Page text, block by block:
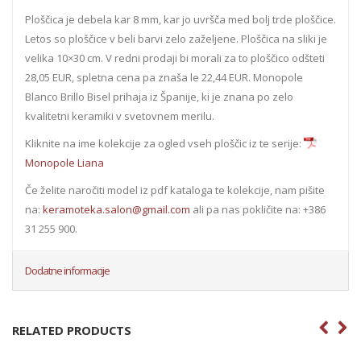
Ploščica je debela kar 8 mm, kar jo uvršča med bolj trde ploščice.
Letos so ploščice v beli barvi zelo zaželjene. Ploščica na sliki je
velika 10×30 cm. V redni prodaji bi morali za to ploščico odšteti
28,05 EUR, spletna cena pa znaša le 22,44 EUR. Monopole
Blanco Brillo Bisel prihaja iz Španije, ki je znana po zelo
kvalitetni keramiki v svetovnem merilu.
Kliknite na ime kolekcije za ogled vseh ploščic iz te serije:
Monopole Liana
Če želite naročiti model iz pdf kataloga te kolekcije, nam pišite
na: keramoteka.salon@gmail.com ali pa nas pokličite na: +386
31 255 900.
Dodatne informacije
RELATED PRODUCTS